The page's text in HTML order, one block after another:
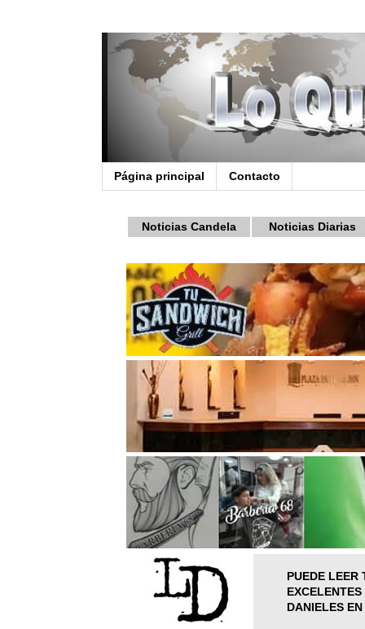
Página principal Contacto
Noticias Candela Noticias Diarias
PUEDE LEER
DANIELES